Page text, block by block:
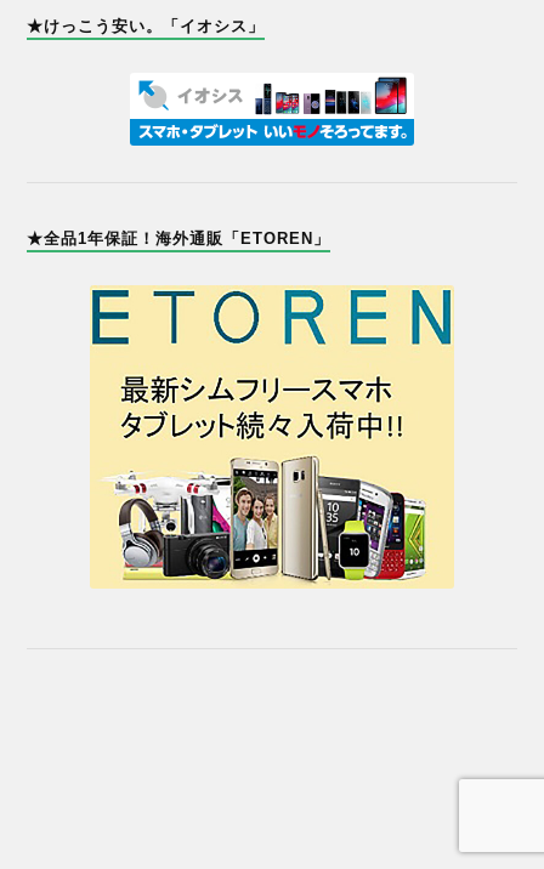
★けっこう安い。「イオシス」
★全品1年保証！海外通販「ETOREN」